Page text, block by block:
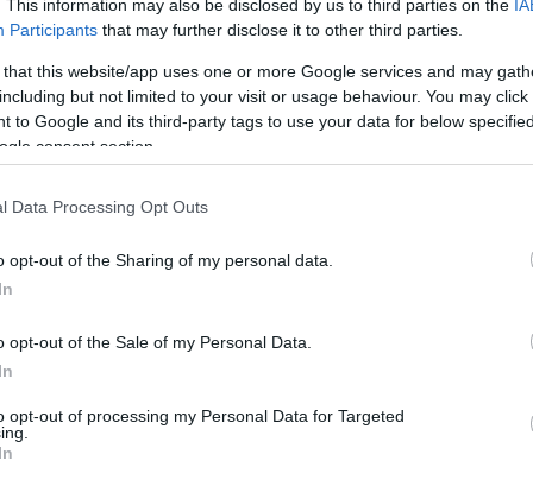
This information may also be disclosed by us to third parties on the
Participants that may further disclose it to other third parties.
that this website/app uses one or more Google services and may
but not limited to your visit or usage behaviour. You may
to Google and its third-party tags to use your data for below
consent section.
Data Processing Opt Outs
opt-out of the Sharing of my personal data.
opt-out of the Sale of my Personal Data.
opt-out of processing my Personal Data for Targeted
PRONEWS.GR /ΤΗΛΕΟΡΑΣΗ
Η συντροφικότητα παίζει μεγάλο ρόλο
ζωή της Ευγενίας Σαμαρά (βίντεο)